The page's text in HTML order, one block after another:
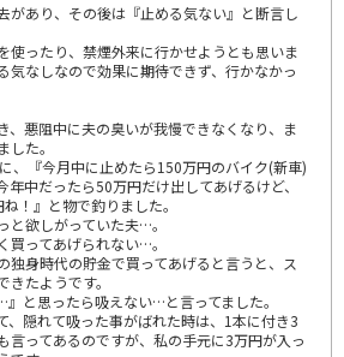
があり、その後は『止める気ない』と断言し
使ったり、禁煙外来に行かせようとも思いま
気なしなので効果に期待できず、行かなかっ
、悪阻中に夫の臭いが我慢できなくなり、ま
した。
、『今月中に止めたら150万円のバイク(新車)
年中だったら50万円だけ出してあげるけど、
！』と物で釣りました。
と欲しがっていた夫…。
買ってあげられない…。
独身時代の貯金で買ってあげると言うと、ス
たようです。
』と思ったら吸えない…と言ってました。
、隠れて吸った事がばれた時は、1本に付き3
言ってあるのですが、私の手元に3万円が入っ